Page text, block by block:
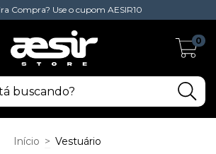
Compra? Use o cupom AESIR10
0
Início > Vestuário